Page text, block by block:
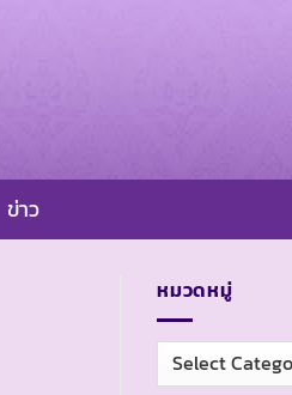
ข่าว
หมวดหมู่
หมวด
หมู่